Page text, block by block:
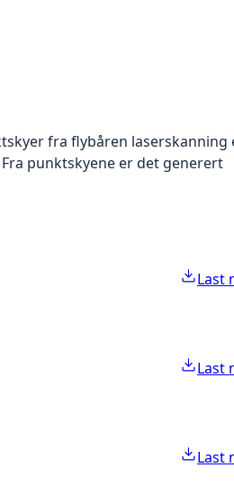
fra flybåren laserskanning
punktskyene er det generert
Last
Last
Last